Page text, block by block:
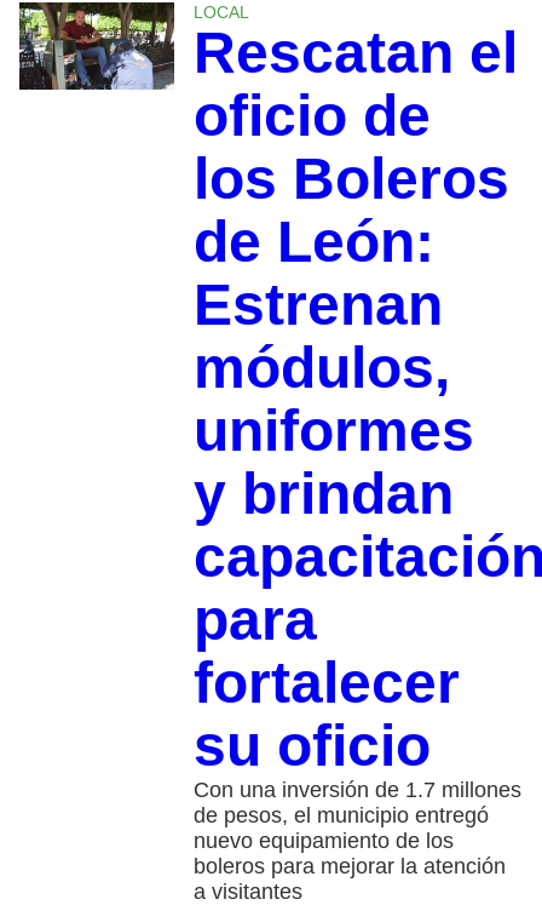
LOCAL
Rescatan el
oficio de
los Boleros
de León:
Estrenan
módulos,
uniformes
y brindan
para
fortalecer
su oficio
Con una inversión de 1.7 millones
de pesos, el municipio entregó
nuevo equipamiento de los
boleros para mejorar la atención
a visitantes